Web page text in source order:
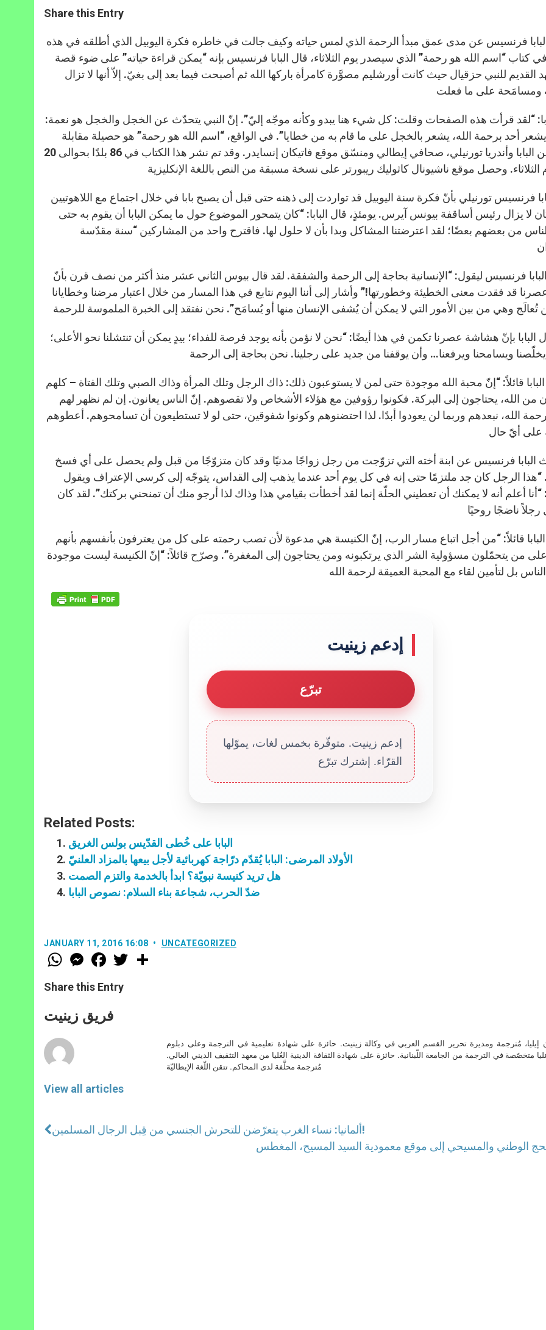
t
s
p
s
e
g
e
r
e
b
o
k
r
Share this Entry
فرنسيس عن مدى عمق مبدأ الرحمة الذي لمس حياته وكيف جالت في خاطره فكرة اليوبيل الذي أطلقه في هذه
كتاب “اسم الله هو رحمة” الذي سيصدر يوم الثلاثاء، قال البابا فرنسيس بإنه “يمكن قراءة حياته” على ضوء قصة
القديم للنبي حزقيال حيث كانت أورشليم مصوَّرة كامرأة باركها الله ثم أصبحت فيما بعد إلى بغيّ. إلاّ أنها لا تزال
“لقد قرأت هذه الصفحات وقلت: كل شيء هنا يبدو وكأنه موجّه إليّ”. إنّ النبي يتحدّث عن الخجل والخجل هو نعمة:
أحد برحمة الله، يشعر بالخجل على ما قام به من خطايا”. في الواقع، “اسم الله هو رحمة” هو حصيلة مقابلة
دارت بين البابا وأندريا تورنيلي، صحافي إيطالي ومنسّق موقع فاتيكان إنسايدر. وقد تم نشر هذا الكتاب في 86 بلدًا بحوالى 20
فرنسيس تورنيلي بأنّ فكرة سنة اليوبيل قد تواردت إلى ذهنه حتى قبل أن يصبح بابا في خلال اجتماع مع اللاهوتيين
لا يزال رئيس أساقفة بيونس آيرس. يومئذٍ، قال البابا: “كان يتمحور الموضوع حول ما يمكن البابا أن يقوم به حتى
من بعضهم بعضًا؛ لقد اعترضتنا المشاكل وبدا بأن لا حلول لها. فاقترح واحد من المشاركين “سنة مقدّسة
البابا فرنسيس ليقول: “الإنسانية بحاجة إلى الرحمة والشفقة. لقد قال بيوس الثاني عشر منذ أكثر من نصف قرن بأنّ
قد فقدت معنى الخطيئة وخطورتها!” وأشار إلى أننا اليوم نتابع في هذا المسار من خلال اعتبار مرضنا وخطايانا
البابا بإنّ هشاشة عصرنا تكمن في هذا أيضًا: “نحن لا نؤمن بأنه يوجد فرصة للفداء؛ بيدٍ يمكن أن تنتشلنا نحو الأعلى؛
قائلاً: “إنّ محبة الله موجودة حتى لمن لا يستوعبون ذلك: ذاك الرجل وتلك المرأة وذاك الصبي وتلك الفتاة – كلهم
من الله، يحتاجون إلى البركة. فكونوا رؤوفين مع هؤلاء الأشخاص ولا تقصوهم. إنّ الناس يعانون. إن لم نظهر لهم
الله، نبعدهم وربما لن يعودوا أبدًا. لذا احتضنوهم وكونوا شفوقين، حتى لو لا تستطيعون أن تسامحوهم. أعطوهم
البابا فرنسيس عن ابنة أخته التي تزوّجت من رجل زواجًا مدنيًا وقد كان متزوّجًا من قبل ولم يحصل على أي فسخ
“هذا الرجل كان جد ملتزمًا حتى إنه في كل يوم أحد عندما يذهب إلى القداس، يتوجّه إلى كرسي الإعتراف ويقول
“أنا أعلم أنه لا يمكنك أن تعطيني الحلّة إنما لقد أخطأت بقيامي هذا وذاك لذا أرجو منك أن تمنحني بركتك”. لقد كان
قائلاً: “من أجل اتباع مسار الرب، إنّ الكنيسة هي مدعوة لأن تصب رحمته على كل من يعترفون بأنفسهم بأنهم
من يتحمّلون مسؤولية الشر الذي يرتكبونه ومن يحتاجون إلى المغفرة”. وصرّح قائلاً: “إنّ الكنيسة ليست موجودة
إدعم زينيت
تبرّع
إدعم زينيت. متوفّرة بخمس لغات، يموّلها
القرّاء. إشترك تبرّع
Related Posts:
البابا على خُطى القدّيس بولس الغريق
الأولاد المرضى: البابا يُقدّم درّاجة كهربائية لأجل بيعها بالمزاد العلنيّ
هل تريد كنيسة نبويّة؟ ابدأ بالخدمة والتزم الصمت
ضدّ الحرب، شجاعة بناء السلام: نصوص البابا
JANUARY 11, 2016 16:08 UNCATEGORIZED
W
h
t
s
p
p
M
e
s
e
g
e
F
a
e
b
o
k
w
Share this Entry
فريق زينيت
View all articles
إيليا، مُترجمة ومديرة تحرير القسم العربي في وكالة زينيت. حائزة على شهادة تعليمية في الترجمة وعلى دبلوم
متخصّصة في الترجمة من الجامعة اللّبنانية. حائزة على شهادة الثقافة الدينية العُليا من معهد التثقيف الديني العالي.
مُترجمة محلَّفة لدى المحاكم. تتقن اللّغة الإيطاليّة
ألمانيا: نساء الغرب يتعرّضن للتحرش الجنسي من قِبل الرجال المسلمين!
الوطني والمسيحي إلى موقع معمودية السيد المسيح، المغطس